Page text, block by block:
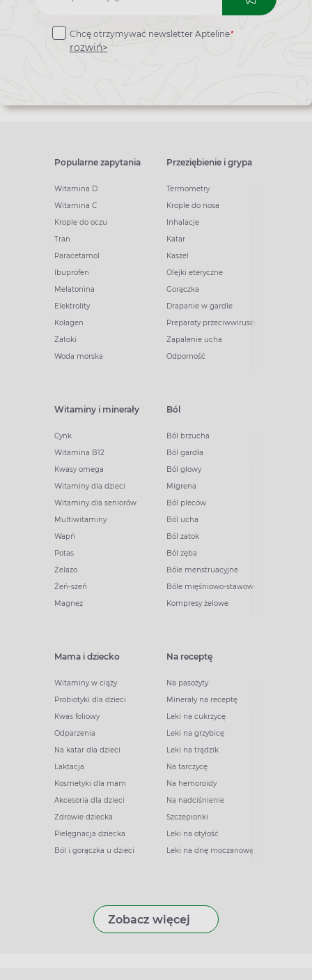
do
newslettera
Chcę otrzymywać newsletter Apteline*
rozwiń>
Popularne zapytania
Witamina D
Witamina C
Krople do oczu
Tran
Paracetamol
Ibuprofen
Melatonina
Elektrolity
Kolagen
Zatoki
Woda morska
Przeziębienie i grypa
Termometry
Krople do nosa
Inhalacje
Katar
Kaszel
Olejki eteryczne
Gorączka
Drapanie w gardle
Preparaty przeciwwirusowe
Zapalenie ucha
Odporność
Witaminy i minerały
Cynk
Witamina B12
Kwasy omega
Witaminy dla dzieci
Witaminy dla seniorów
Multiwitaminy
Wapń
Potas
Żelazo
Żeń-szeń
Magnez
Ból
Ból brzucha
Ból gardła
Ból głowy
Migrena
Ból pleców
Ból ucha
Ból zatok
Ból zęba
Bóle menstruacyjne
Bóle mięśniowo-stawowe
Kompresy żelowe
Mama i dziecko
Witaminy w ciąży
Probiotyki dla dzieci
Kwas foliowy
Odparzenia
Na katar dla dzieci
Laktacja
Kosmetyki dla mam
Akcesoria dla dzieci
Zdrowie dziecka
Pielęgnacja dziecka
Ból i gorączka u dzieci
Na receptę
Na pasożyty
Minerały na receptę
Leki na cukrzycę
Leki na grzybicę
Leki na trądzik
Na tarczycę
Na hemoroidy
Na nadciśnienie
Szczepionki
Leki na otyłość
Leki na dnę moczanową
Zobacz więcej